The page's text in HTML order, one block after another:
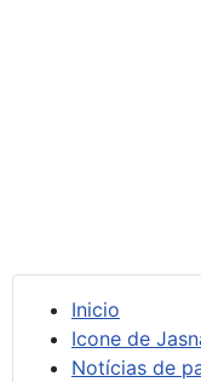
Inicio
Icone de
Notícias de